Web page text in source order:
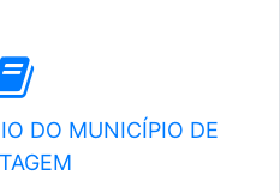
DO MUNICÍPIO DE